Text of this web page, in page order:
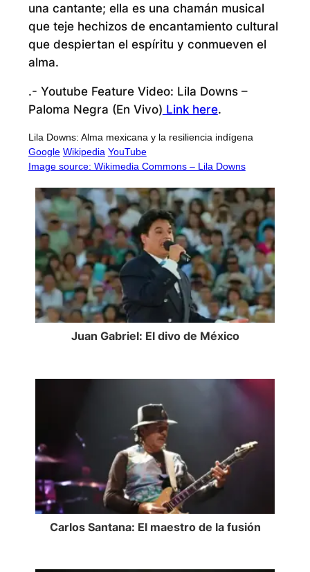
una cantante; ella es una chamán musical
que teje hechizos de encantamiento cultural
que despiertan el espíritu y conmueven el
alma.
.- Youtube Feature Video: Lila Downs –
Paloma Negra (En Vivo) Link here.
Lila Downs: Alma mexicana y la resiliencia indígena
Google Wikipedia YouTube
Image source: Wikimedia Commons – Lila Downs
Juan Gabriel: El divo de México
Carlos Santana: El maestro de la fusión